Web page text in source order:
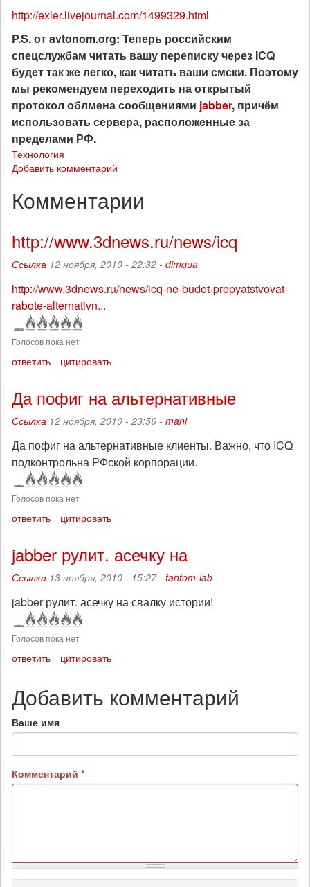
http://exler.livejournal.com/1499329.html
P.S. от avtonom.org: Теперь российским
спецслужбам читать вашу переписку через ICQ
будет так же легко, как читать ваши смски. Поэтому
мы рекомендуем переходить на открытый
протокол облмена сообщениями jabber, причём
использовать сервера, расположенные за
пределами РФ.
Технология
Добавить комментарий
Комментарии
http://www.3dnews.ru/news/icq
Ссылка 12 ноября, 2010 - 22:32 - dimqua
http://www.3dnews.ru/news/icq-ne-budet-prepyatstvovat-
rabote-alternativn...
Голосов пока нет
ответить цитировать
Да пофиг на альтернативные
Ссылка 12 ноября, 2010 - 23:56 - mani
Да пофиг на альтернативные клиенты. Важно, что ICQ
подконтрольна РФской корпорации.
Голосов пока нет
ответить цитировать
jabber рулит. асечку на
Ссылка 13 ноября, 2010 - 15:27 - fantom-lab
jabber рулит. асечку на свалку истории!
Голосов пока нет
ответить цитировать
Добавить комментарий
Ваше имя
Комментарий *